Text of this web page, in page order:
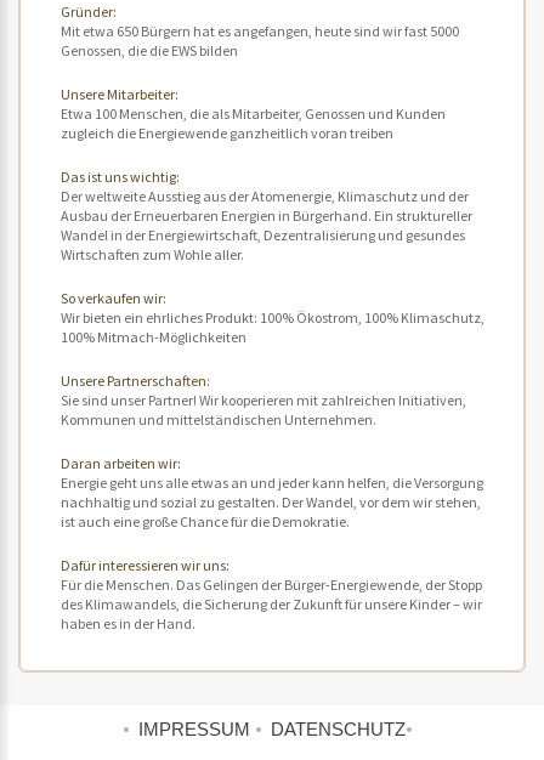
Gründer:
Mit etwa 650 Bürgern hat es angefangen, heute sind wir fast 5000
Genossen, die die EWS bilden
Unsere Mitarbeiter:
Etwa 100 Menschen, die als Mitarbeiter, Genossen und Kunden
zugleich die Energiewende ganzheitlich voran treiben
Das ist uns wichtig:
Der weltweite Ausstieg aus der Atomenergie, Klimaschutz und der
Ausbau der Erneuerbaren Energien in Bürgerhand. Ein struktureller
Wandel in der Energiewirtschaft, Dezentralisierung und gesundes
Wirtschaften zum Wohle aller.
So verkaufen wir:
Wir bieten ein ehrliches Produkt: 100% Ökostrom, 100% Klimaschutz,
100% Mitmach-Möglichkeiten
Unsere Partnerschaften:
Sie sind unser Partner! Wir kooperieren mit zahlreichen Initiativen,
Kommunen und mittelständischen Unternehmen.
Daran arbeiten wir:
Energie geht uns alle etwas an und jeder kann helfen, die Versorgung
nachhaltig und sozial zu gestalten. Der Wandel, vor dem wir stehen,
ist auch eine große Chance für die Demokratie.
Dafür interessieren wir uns:
Für die Menschen. Das Gelingen der Bürger-Energiewende, der Stopp
des Klimawandels, die Sicherung der Zukunft für unsere Kinder – wir
haben es in der Hand.
IMPRESSUM DATENSCHUTZ